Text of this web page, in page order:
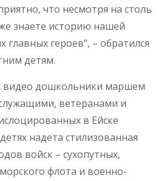
что несмотря на столь
знаете историю нашей
героев”, – обратился
детям.
видео дошкольники маршем
ветеранами и
в Ейске
надета стилизованная
войск – сухопутных,
флота и военно-